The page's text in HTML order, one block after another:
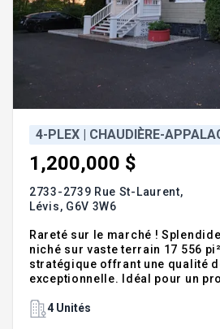
4-PLEX | CHAUDIÈRE-
1,200,000 $
2733-2739 Rue St-Laurent,
Lévis, G6V 3W6
Rareté sur le marché !
niché sur vaste terrain 17 556
stratégique offrant une qualité
exceptionnelle. Idéal pour un
prestigieux et lumineux 8½,
distingue par son solarium vue
4 Unités